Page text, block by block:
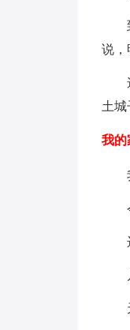
到
说，
这
土城
我的
我
今
远
几
天